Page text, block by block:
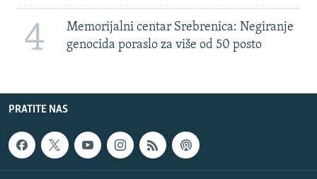
4
Memorijalni centar Srebrenica: Negiranje
genocida poraslo za više od 50 posto
PRATITE NAS